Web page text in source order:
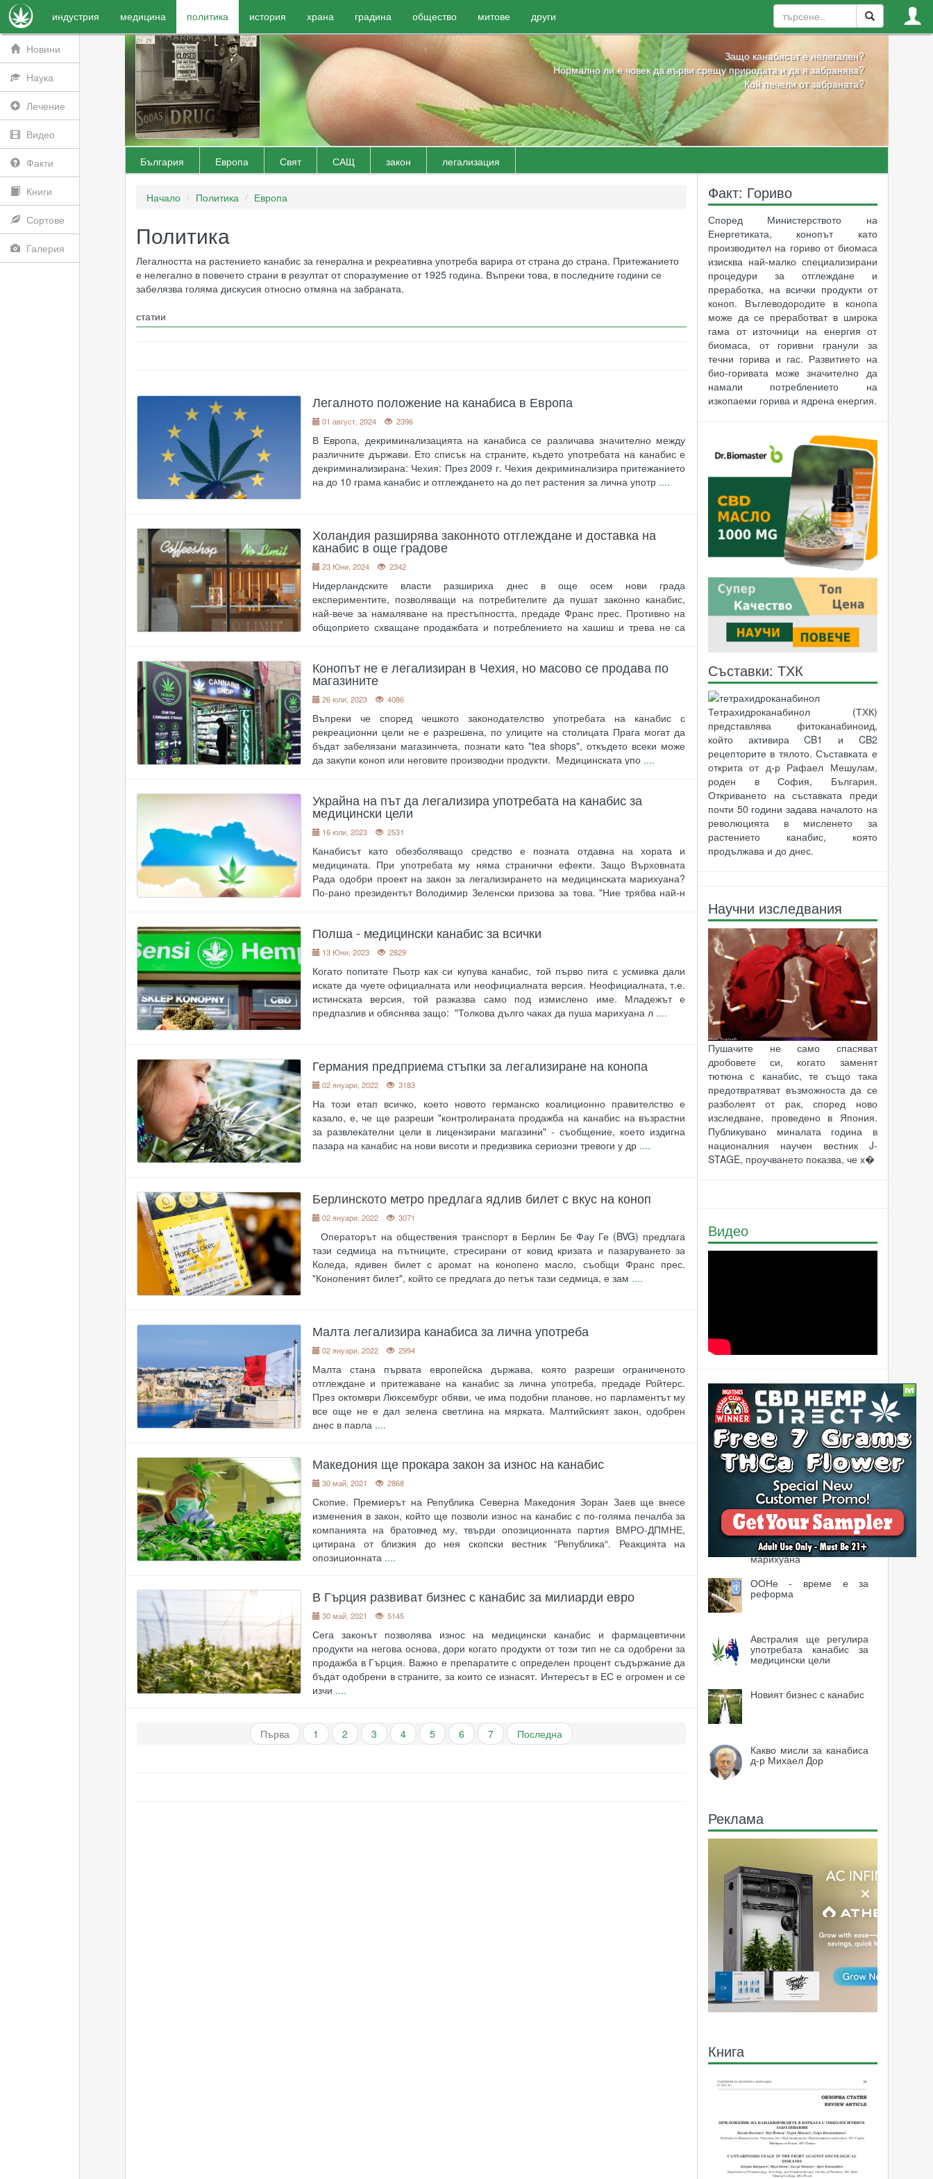
индустрия медицина политика история храна градина общество митове други
Новини
Наука
Лечение
Видео
Факти
Книги
Сортове
Галерия
Защо канабисът е нелегален?
Нормално ли е човек да върви срещу природата и да я забранява?
Кой печели от забраната?
България Европа Свят САЩ закон легализация
Начало Политика Европа
Политика
Легалността на растението канабис за генерална и рекреативна употреба варира от страна до страна. Притежанието
е нелегално в повечето страни в резултат от споразумение от 1925 година. Въпреки това, в последните години се
забелязва голяма дискусия относно отмяна на забраната.
статии
Легалното положение на канабиса в Европа
01 август, 2024 2396
В Европа, декриминализацията на канабиса се различава значително между
различните държави. Ето списък на страните, където употребата на канабис е
декриминализирана: Чехия: През 2009 г. Чехия декриминализира притежанието
на до 10 грама канабис и отглеждането на до пет растения за лична употр ....
Холандия разширява законното отглеждане и доставка на
канабис в още градове
23 Юни, 2024 2342
Нидерландските власти разшириха днес в още осем нови града
експериментите, позволяващи на потребителите да пушат законно канабис,
най-вече за намаляване на престъпността, предаде Франс прес. Противно на
общоприето схващане продажбата и потреблението на хашиш и трева не са
Конопът не е легализиран в Чехия, но масово се продава по
магазините
26 юли, 2023 4086
Въпреки че според чешкото законодателство употребата на канабис с
рекреационни цели не е разрешена, по улиците на столицата Прага могат да
бъдат забелязани магазинчета, познати като "tea shops", откъдето всеки може
да закупи коноп или неговите производни продукти. Медицинската упо ....
Украйна на път да легализира употребата на канабис за
медицински цели
16 юли, 2023 2531
Канабисът като обезболяващо средство е позната отдавна на хората и
медицината. При употребата му няма странични ефекти. Защо Върховната
Рада одобри проект на закон за легализирането на медицинската марихуана?
По-рано президентът Володимир Зеленски призова за това. "Ние трябва най-н
Полша - медицински канабис за всички
13 Юни, 2023 2829
Когато попитате Пьотр как си купува канабис, той първо пита с усмивка дали
искате да чуете официалната или неофициалната версия. Неофициалната, т.е.
истинската версия, той разказва само под измислено име. Младежът е
предпазлив и обяснява защо: "Толкова дълго чаках да пуша марихуана л ....
Германия предприема стъпки за легализиране на конопа
02 януари, 2022 3183
На този етап всичко, което новото германско коалиционно правителство е
казало, е, че ще разреши "контролираната продажба на канабис на възрастни
за развлекателни цели в лицензирани магазини" - съобщение, което издигна
пазара на канабис на нови висоти и предизвика сериозни тревоги у др ....
Берлинското метрo предлага ядлив билет с вкус на коноп
02 януари, 2022 3071
Операторът на обществения транспорт в Берлин Бе Фау Ге (BVG) предлага
тази седмица на пътниците, стресирани от ковид кризата и пазаруването за
Коледа, ядивен билет с аромат на конопено масло, съобщи Франс прес.
"Конопеният билет", който се предлага до петък тази седмица, е зам ....
Малта легализира канабиса за лична употреба
02 януари, 2022 2994
Малта стана първата европейска държава, която разреши ограниченото
отглеждане и притежаване на канабис за лична употреба, предаде Ройтерс.
През октомври Люксембург обяви, че има подобни планове, но парламентът му
все още не е дал зелена светлина на мярката. Малтийският закон, одобрен
днес в парла ....
Македония ще прокара закон за износ на канабис
30 май, 2021 2868
Скопие. Премиерът на Република Северна Македония Зоран Заев ще внесе
изменения в закон, който ще позволи износ на канабис с по-голяма печалба за
компанията на братовчед му, твърди опозиционната партия ВМРО-ДПМНЕ,
цитирана от близкия до нея скопски вестник “Република“. Реакцията на
опозиционната ....
В Гърция развиват бизнес с канабис за милиарди евро
30 май, 2021 5145
Сега законът позволява износ на медицински канабис и фармацевтични
продукти на негова основа, дори когато продукти от този тип не са одобрени за
продажба в Гърция. Важно е препаратите с определен процент съдържание да
бъдат одобрени в страните, за които се изнасят. Интересът в ЕС е огромен и се
изчи ....
Първа 1 2 3 4 5 6 7 Последна
Факт: Гориво
Според Министерството на
Енергетиката, конопът като
производител на гориво от биомаса
изисква най-малко специализирани
процедури за отглеждане и
преработка, на всички продукти от
коноп. Въглеводородите в конопа
може да се преработват в широка
гама от източници на енергия от
биомаса, от горивни гранули за
течни горива и гас. Развитието на
био-горивата може значително да
намали потреблението на
изкопаеми горива и ядрена енергия.
Съставки: ТХК
Тетрахидроканабинол (ТХК)
представлява фитоканабиноид,
който активира CB1 и CB2
рецепторите в тялото. Съставката е
открита от д-р Рафаел Мешулам,
роден в София, България.
Откриването на съставката преди
почти 50 години задава началото на
революцията в мисленето за
растението канабис, която
продължава и до днес.
Научни изследвания
Пушачите не само спасяват
дробовете си, когато заменят
тютюна с канабис, те също така
предотвратяват възможноста да се
разболеят от рак, според ново
изследване, проведено в Япония.
Публикувано миналата година в
националния научен вестник J-
STAGE, проучването показва, че х�
Видео
Статии
Бизнесът с канабис
процъфтява
Градският съвет на
Вашингтон
декриминализира
марихуаната
Арестувани са дилъри,
които са използвали
гълъби, за да продават
марихуана
ООНе - време е за
реформа
Австралия ще регулира
употребата канабис за
медицински цели
Новият бизнес с канабис
Какво мисли за канабиса
д-р Михаел Дор
Реклама
Книга